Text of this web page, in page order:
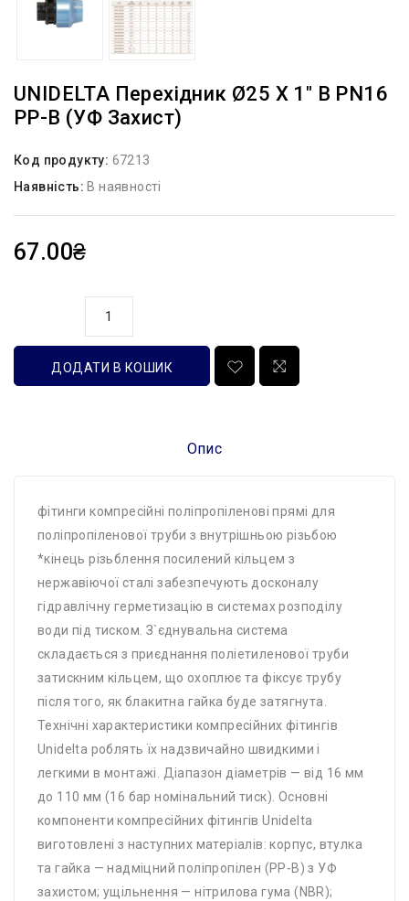
UNIDELTA Перехідник Ø25 Х 1″ В PN16
PP-B (УФ Захист)
Код продукту: 67213
Наявність: В наявності
67.00₴
ДОДАТИ В КОШИК
Опис
фітинги компресійні поліпропіленові прямі для
поліпропіленової труби з внутрішньою різьбою
*кінець різьблення посилений кільцем з
нержавіючої сталі забезпечують досконалу
гідравлічну герметизацію в системах розподілу
води під тиском. З`єднувальна система
складається з приєднання поліетиленової труби
затискним кільцем, що охоплює та фіксує трубу
після того, як блакитна гайка буде затягнута.
Технічні характеристики компресійних фітингів
Unidelta роблять їх надзвичайно швидкими і
легкими в монтажі. Діапазон діаметрів — від 16 мм
до 110 мм (16 бар номінальний тиск). Основні
компоненти компресійних фітингів Unidelta
виготовлені з наступних матеріалів: корпус, втулка
та гайка — надміцний поліпропілен (PP-B) з УФ
захистом; ущільнення — нітрилова гума (NBR);